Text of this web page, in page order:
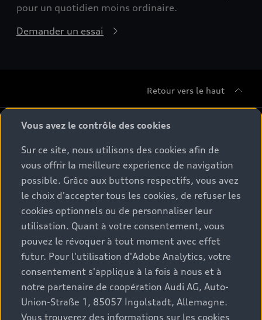
pour un quotidien moins ordinaire.
Demander un essai
Retour vers le haut
Gamme
Tous les modèles
Comparer les modèles
Modèles électriques
Hybrides plug-in
Conseil & achat
Offres du moment
Configurateur
Véhicules neufs disponibles
Audi Gebrauchtwagen :plus
Clients professionnels
Service & Accessoires
Accessoires d'origine Audi
Audi Services
Services numériques Audi
myAudi
Espace client
Contact
Trouver mon partenaire Audi
Demande d'essai
Audi World
Stories of Progress
Vous avez le contrôle des cookies
Sur ce site, nous utilisons des cookies afin de
vous offrir la meilleure experience de navigation
possible. Grâce aux buttons respectifs, vous avez
le choix d'accepter tous les cookies, de refuser les
cookies optionnels ou de personnaliser leur
utilisation. Quant à votre consentement, vous
pouvez le révoquer à tout moment avec effet
futur. Pour l'utilisation d'Adobe Analytics, votre
consentement s'applique à la fois à nous et à
notre partenaire de coopération Audi AG, Auto-
Union-Straße 1, 85057 Ingolstadt, Allemagne.
Vous trouverez des informations sur les cookies